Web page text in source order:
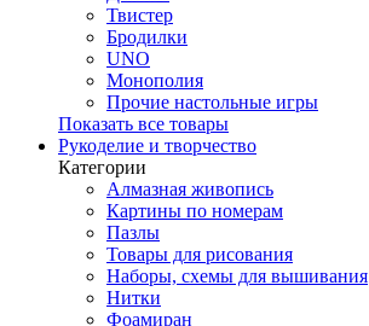
Твистер
Бродилки
UNO
Монополия
Прочие настольные игры
Показать все товары
Рукоделие и творчество
Категории
Алмазная живопись
Картины по номерам
Пазлы
Товары для рисования
Наборы, схемы для вышивания
Нитки
Фоамиран